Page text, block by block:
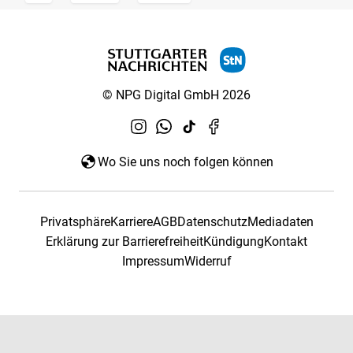
© NPG Digital GmbH 2026
Wo Sie uns noch folgen können
PrivatsphäreKarriereAGBDatenschutzMediadaten
Erklärung zur BarrierefreiheitKündigungKontakt
ImpressumWiderruf